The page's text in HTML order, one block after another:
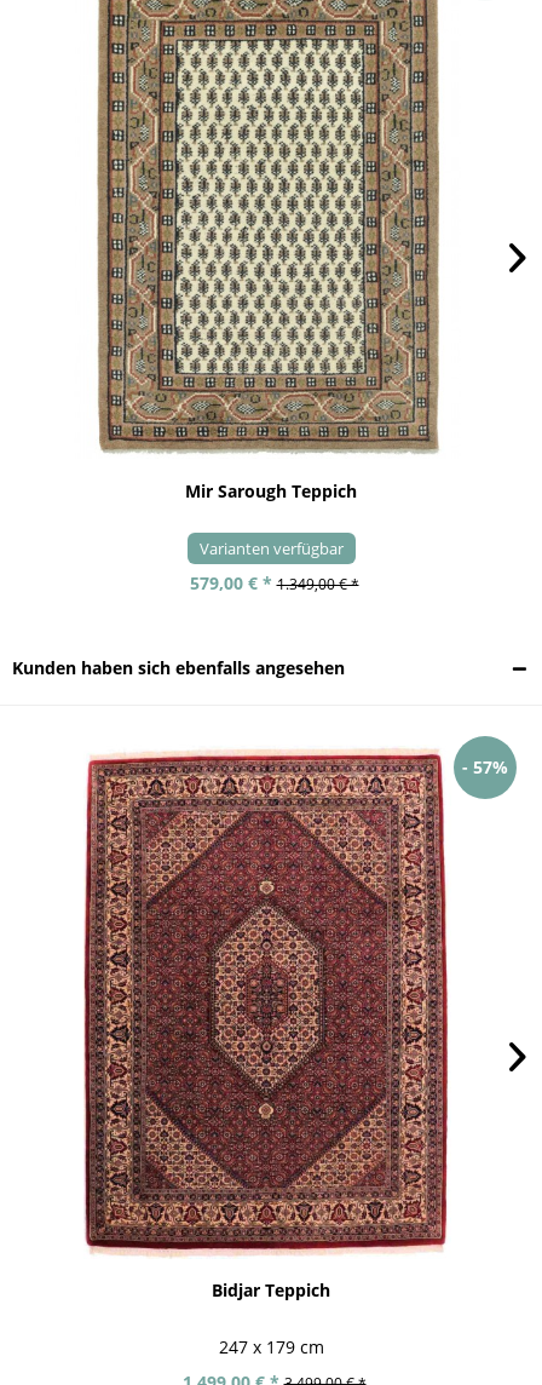
Mir Sarough Teppich
Varianten verfügbar
579,00 € * 1.349,00 € *
Kunden haben sich ebenfalls angesehen
- 57%
Bidjar Teppich
247 x 179 cm